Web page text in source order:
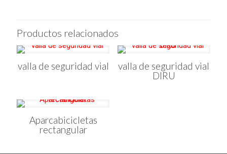
Productos relacionados
valla de seguridad vial
valla de seguridad vial
DIRU
Aparcabicicletas
rectangular